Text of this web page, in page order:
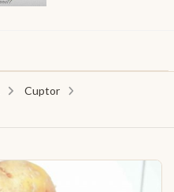
Cuptor